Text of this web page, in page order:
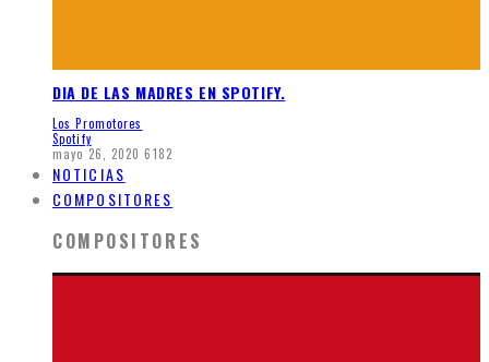
DIA DE LAS MADRES EN SPOTIFY.
Los Promotores
Spotify
mayo 26, 2020 6182
NOTICIAS
COMPOSITORES
COMPOSITORES